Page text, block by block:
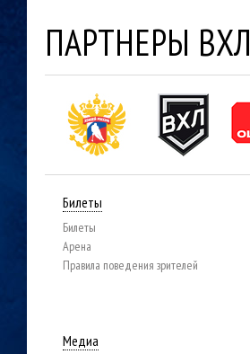
ПАРТНЕРЫ ВХЛ
Билеты
Билеты
Арена
Правила поведения зрителей
Медиа